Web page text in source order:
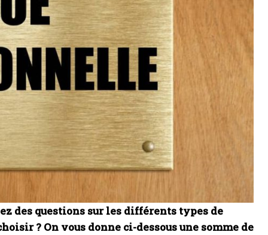
des questions sur les différents types de
? On vous donne ci-dessous une somme de